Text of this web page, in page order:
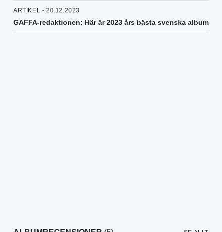
ARTIKEL - 20.12.2023
GAFFA-redaktionen: Här är 2023 års bästa svenska album